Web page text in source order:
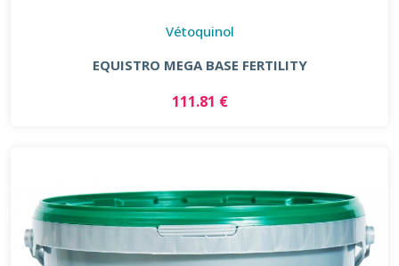
Vétoquinol
EQUISTRO MEGA BASE FERTILITY
111.81 €